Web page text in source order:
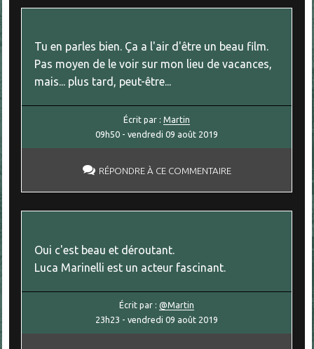
Tu en parles bien. Ça a l'air d'être un beau film.
Pas moyen de le voir sur mon lieu de vacances,
mais... plus tard, peut-être...
Écrit par :Martin
09h50 -vendredi 09 août 2019
RÉPONDRE À CE COMMENTAIRE
Oui c'est beau et déroutant.
Luca Marinelli est un acteur fascinant.
Écrit par :@Martin
23h23 -vendredi 09 août 2019